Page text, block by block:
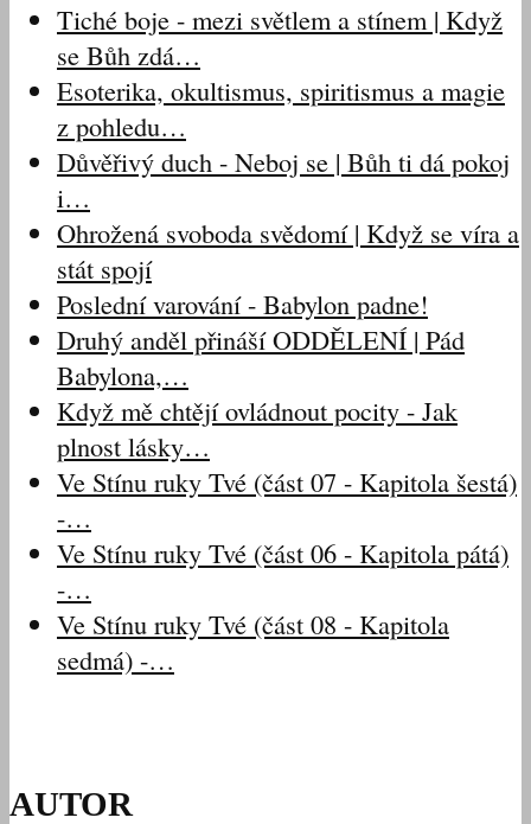
Tiché boje - mezi světlem a stínem | Když
se Bůh zdá…
Esoterika, okultismus, spiritismus a magie
z pohledu…
Důvěřivý duch - Neboj se | Bůh ti dá pokoj
i…
Ohrožená svoboda svědomí | Když se víra a
stát spojí
Poslední varování - Babylon padne!
Druhý anděl přináší ODDĚLENÍ | Pád
Babylona,…
Když mě chtějí ovládnout pocity - Jak
plnost lásky…
Ve Stínu ruky Tvé (část 07 - Kapitola šestá)
-…
Ve Stínu ruky Tvé (část 06 - Kapitola pátá)
-…
Ve Stínu ruky Tvé (část 08 - Kapitola
sedmá) -…
AUTOR